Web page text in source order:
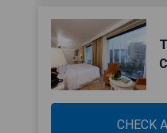
CHECK